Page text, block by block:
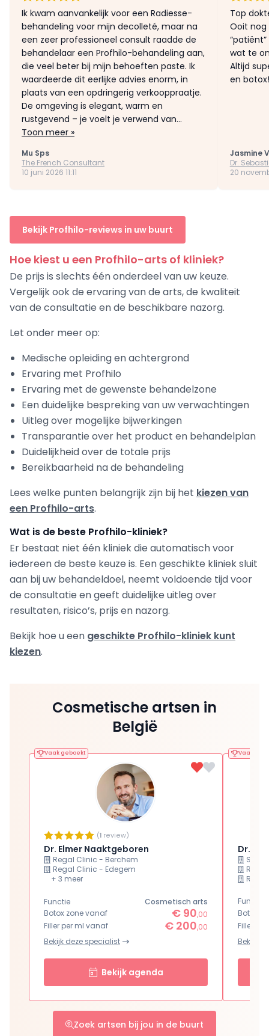
Ik kwam aanvankelijk voor een Radiesse-
behandeling voor mijn decolleté, maar na
een zeer professioneel consult raadde de
behandelaar een Profhilo-behandeling aan,
die veel beter bij mijn behoeften paste. Ik
waardeerde dit eerlijke advies enorm, in
plaats van een opdringerig verkooppraatje.
De omgeving is elegant, warm en
rustgevend – je voelt je verwend van...
Toon meer »
Mu Sps
The French Consultant
10 juni 2026 11:11
Top
Ooit nog
wat te
Altijd
en
Jasmine
Dr.
20
Bekijk Profhilo-reviews in uw buurt
Hoe kiest u een Profhilo-arts of kliniek?
De prijs is slechts één onderdeel van uw keuze.
Vergelijk ook de ervaring van de arts, de kwaliteit
van de consultatie en de beschikbare nazorg.
Let onder meer op:
Medische opleiding en achtergrond
Ervaring met Profhilo
Ervaring met de gewenste behandelzone
Een duidelijke bespreking van uw verwachtingen
Uitleg over mogelijke bijwerkingen
Transparantie over het product en behandelplan
Duidelijkheid over de totale prijs
Bereikbaarheid na de behandeling
Lees welke punten belangrijk zijn bij het kiezen van
een Profhilo-arts.
Wat is de beste Profhilo-kliniek?
Er bestaat niet één kliniek die automatisch voor
iedereen de beste keuze is. Een geschikte kliniek sluit
aan bij uw behandeldoel, neemt voldoende tijd voor
de consultatie en geeft duidelijke uitleg over
resultaten, risico’s, prijs en nazorg.
Bekijk hoe u een geschikte Profhilo-kliniek kunt
kiezen.
Cosmetische artsen in
België
Vaak geboekt
(1 review)
Dr. Elmer Naaktgeboren
Regal Clinic - Berchem
Regal Clinic - Edegem
+ 3 meer
Functie
Cosmetisch arts
Botox zone vanaf
€ 90,00
Filler per ml vanaf
€ 200,00
Bekijk deze specialist
Bekijk agenda
Vaak
Dr.
Functie
Botox
Filler
Bekijk
Zoek artsen bij jou in de buurt